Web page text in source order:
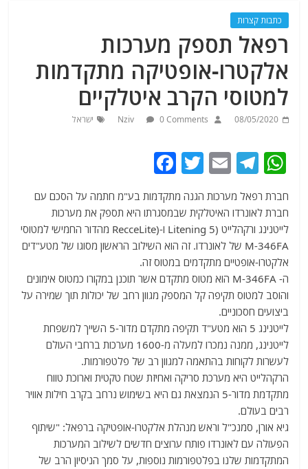
כתבות קצרות
רפאל תספק מערכות
אלקטרו-אופטיקה מתקדמות
למטוסי הקרב איטלקיים
08/05/2020
Nziv 0 Comments ישראל
W
at
s
A
p
p
T
e
g
ra
m
E
ai
l
T
itt
er
c
e
b
o
o
חברת רפאל מערכות הגנה מתקדמות בע"מ חתמה על הסכם עם
חברת לאונרדו האיטלקית שבמסגרתו היא תספק את מערכות
לייטנינג ורקהלייט (Litening 5 ו-(RecceLite מהדור החמישי למטוסי
M-346FA של לאונרדו. זה הוא השילוב הראשון מסוגו של מטע"דים
אלקטרו-אופטיים מתקדמים במטוס זה.
ה- M-346FA הוא מטוס מתקדם אשר תוכנן במקורו כמטוס אימונים
והוסב למטוס תקיפה קל המספק מגוון רחב של יכולות תוך שמירה על
ביצועים חסכוניים.
לייטנינג 5 הוא מטע"ד תקיפה מתקדם מדור-5 השייך למשפחת
לייטנינג, ממנה נמכרו למעלה מ-1600 מערכות ברחבי העולם
לעשרות לקוחות בהתאמה למגוון רב של פלטפורמות.
הרקהלייט היא מערכת סריקה ואחיזת שטח טקטית וארוכת טווח
מתקדמת מדור-5 הנמצאת גם היא בשימוש נרחב בקרב חילות אוויר
רבים בעולם.
גיא אורן, סמנכ"ל וראש מנהלת אלקטרו-אופטיקה ברפאל: "שיתוף
הפעולה עם לאונרדו פותח ערוצים חדשים לשילוב המערכות
המתקדמות שלנו בפלטפורמות נוספות, על סמך הניסיון הרב של